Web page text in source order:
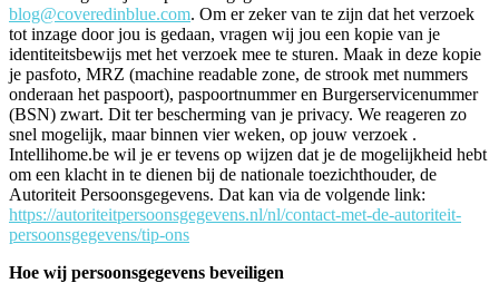
blog@coveredinblue.com. Om er zeker van te zijn dat het verzoek
tot inzage door jou is gedaan, vragen wij jou een kopie van je
identiteitsbewijs met het verzoek mee te sturen. Maak in deze kopie
je pasfoto, MRZ (machine readable zone, de strook met nummers
onderaan het paspoort), paspoortnummer en Burgerservicenummer
(BSN) zwart. Dit ter bescherming van je privacy. We reageren zo
snel mogelijk, maar binnen vier weken, op jouw verzoek .
Intellihome.be wil je er tevens op wijzen dat je de mogelijkheid hebt
om een klacht in te dienen bij de nationale toezichthouder, de
Autoriteit Persoonsgegevens. Dat kan via de volgende link:
https://autoriteitpersoonsgegevens.nl/nl/contact-met-de-autoriteit-
persoonsgegevens/tip-ons
Hoe wij persoonsgegevens beveiligen